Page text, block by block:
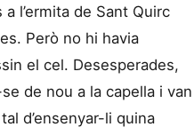
l’ermita de Sant Quirc
Però no hi havia
el cel. Desesperades,
de nou a la capella i van
d’ensenyar-li quina